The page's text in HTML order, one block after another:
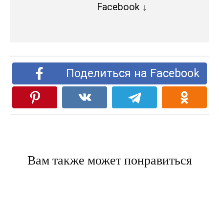
Facebook ↓
Поделиться на Facebook
Вам также может понравиться